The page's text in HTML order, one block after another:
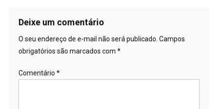
Post
Deixe um comentário
O seu endereço de e-mail não será publicado. Campos
obrigatórios são marcados com *
Comentário *